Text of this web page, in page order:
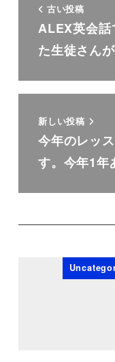
古い投稿
ALEX英会話
た生徒さん
新しい投稿
今年のレッ
す。今年1